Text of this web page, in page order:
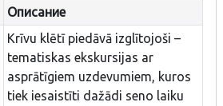
Описание
Krīvu klētī piedāvā izglītojoši –
tematiskas ekskursijas ar
asprātīgiem uzdevumiem, kuros
tiek iesaistīti dažādi seno laiku